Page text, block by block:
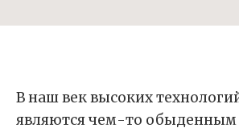
В наш век высоких
являются чем-то обыденным